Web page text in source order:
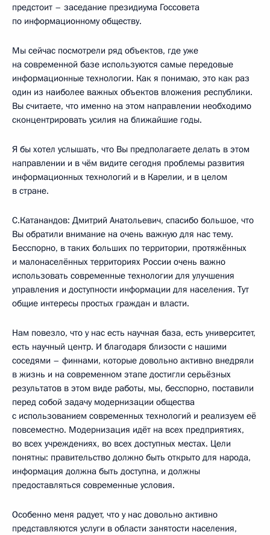
предстоит – заседание президиума Госсовета
по информационному обществу.
Мы сейчас посмотрели ряд объектов, где уже
на современной базе используются самые передовые
информационные технологии. Как я понимаю, это как раз
один из наиболее важных объектов вложения республики.
Вы считаете, что именно на этом направлении необходимо
сконцентрировать усилия на ближайшие годы.
Я бы хотел услышать, что Вы предполагаете делать в этом
направлении и в чём видите сегодня проблемы развития
информационных технологий и в Карелии, и в целом
в стране.
С.Катанандов: Дмитрий Анатольевич, спасибо большое, что
Вы обратили внимание на очень важную для нас тему.
Бесспорно, в таких больших по территории, протяжённых
и малонаселённых территориях России очень важно
использовать современные технологии для улучшения
управления и доступности информации для населения. Тут
общие интересы простых граждан и власти.
Нам повезло, что у нас есть научная база, есть университет,
есть научный центр. И благодаря близости с нашими
соседями – финнами, которые довольно активно внедряли
в жизнь и на современном этапе достигли серьёзных
результатов в этом виде работы, мы, бесспорно, поставили
перед собой задачу модернизации общества
с использованием современных технологий и реализуем её
повсеместно. Модернизация идёт на всех предприятиях,
во всех учреждениях, во всех доступных местах. Цели
понятны: правительство должно быть открыто для народа,
информация должна быть доступна, и должны
предоставляться современные условия.
Особенно меня радует, что у нас довольно активно
представляются услуги в области занятости населения,